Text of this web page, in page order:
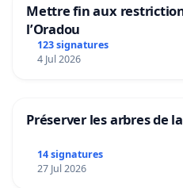
Mettre fin aux
l’Oradou
123 signatures
4 Jul 2026
Préserver les arbres de
14 signatures
27 Jul 2026